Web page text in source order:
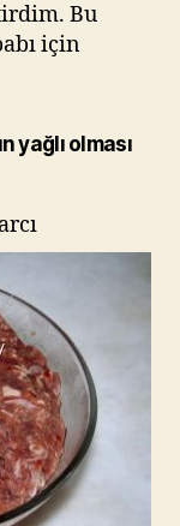
Bu
için
yağlı olması